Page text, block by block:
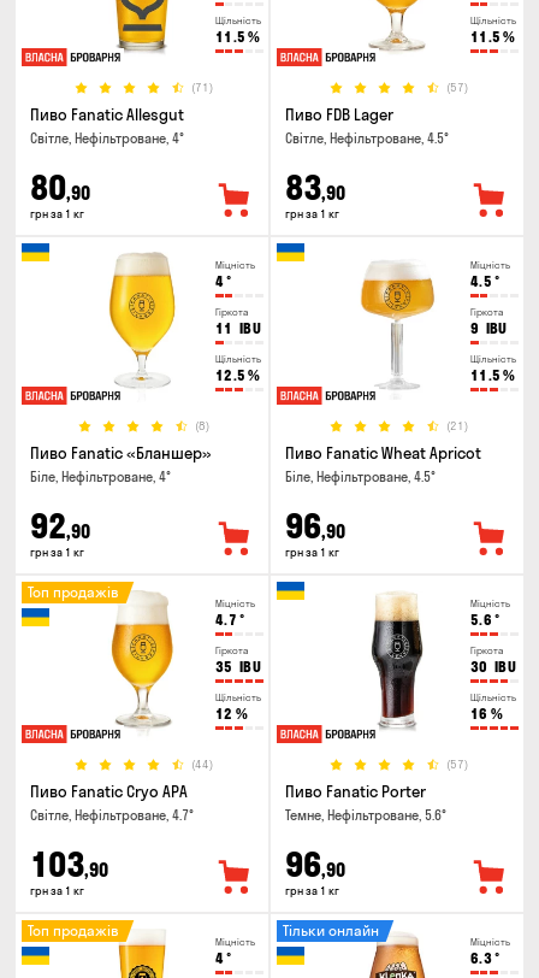
Щільність
11.5 %
(71)
Пиво Fanatic Allesgut
Світле, Нефільтроване, 4°
80,90
грн за 1 кг
Щільність
11.5 %
(57)
Пиво FDB Lager
Світле, Нефільтроване, 4.5°
83,90
грн за 1 кг
Міцність
4°
Гіркота
11 IBU
Щільність
12.5 %
(8)
Пиво Fanatic «Бланшер»
Біле, Нефільтроване, 4°
92,90
грн за 1 кг
Міцність
4.5 °
Гіркота
9 IBU
Щільність
11.5 %
(21)
Пиво Fanatic Wheat Apricot
Біле, Нефільтроване, 4.5°
96,90
грн за 1 кг
Міцність
4.7 °
Гіркота
35 IBU
Щільність
12 %
(44)
Топ продажів
Пиво Fanatic Cryo APA
Світле, Нефільтроване, 4.7°
103,90
грн за 1 кг
Міцність
5.6 °
Гіркота
30 IBU
Щільність
16 %
(57)
Пиво Fanatic Porter
Темне, Нефільтроване, 5.6°
96,90
грн за 1 кг
Міцність
4°
Топ продажів
Міцність
6.3°
Тільки онлайн